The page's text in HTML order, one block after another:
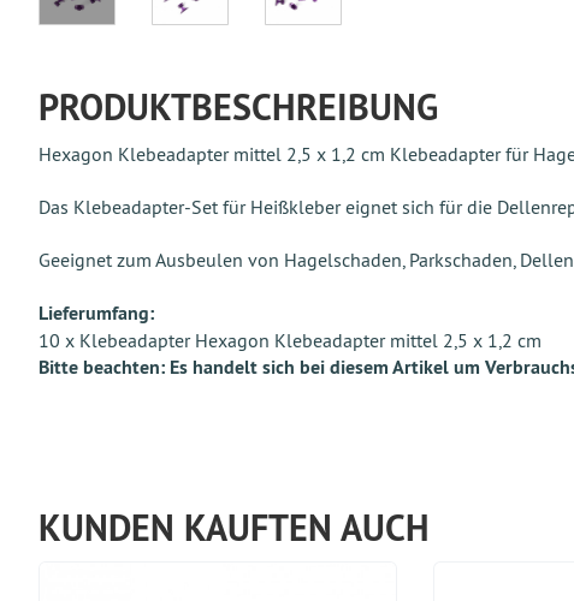
PRODUKTBESCHREIBUNG
Hexagon Klebeadapter mittel 2,5 x 1,2 cm Klebeadapter für
Das Klebeadapter-Set für Heißkleber eignet sich für die
Geeignet zum Ausbeulen von Hagelschaden, Parkschaden,
Lieferumfang:
10 x Klebeadapter Hexagon Klebeadapter mittel 2,5 x 1,2 cm
Bitte beachten: Es handelt sich bei diesem Artikel um
KUNDEN KAUFTEN AUCH